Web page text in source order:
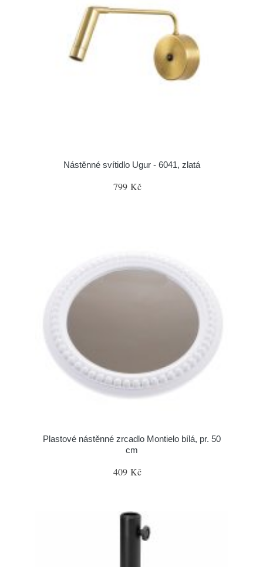
Nástěnné svítidlo Ugur - 6041, zlatá
799 Kč
Plastové nástěnné zrcadlo Montielo bílá, pr. 50
cm
409 Kč